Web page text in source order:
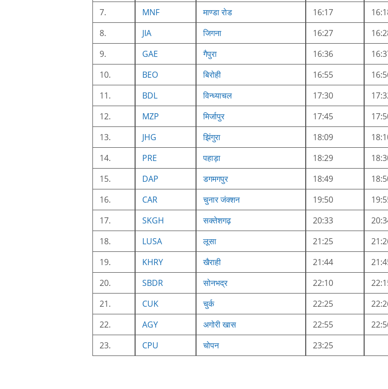
7.
MNF माण्डा रोड 16:17
8.
JIA जिगना 16:27
9.
GAE गैपुरा 16:36
10.
BEO बिरोही 16:55
11.
BDL विन्ध्याचल 17:30
12.
MZP मिर्जापुर 17:45
13.
JHG झिंगुरा 18:09
14.
PRE पहाड़ा 18:29
15.
DAP डगमगपुर 18:49
16.
CAR चुनार जंक्शन 19:50
17.
SKGH सक्तेशगढ़ 20:33
18.
LUSA लूसा 21:25
19.
KHRY खैराही 21:44
20.
SBDR सोनभद्र 22:10
21.
CUK चुर्क 22:25
22.
AGY अगोरी खास 22:55
23.
CPU चोपन 23:25